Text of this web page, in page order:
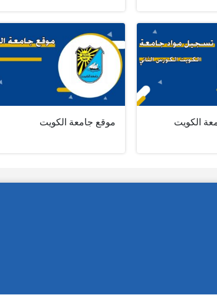
الكويت
موقع جامعة الكويت